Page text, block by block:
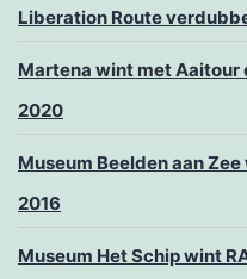
Liberation Route
Martena wint met Aaitour
2020
Museum Beelden aan
2016
Museum Het Schip wint